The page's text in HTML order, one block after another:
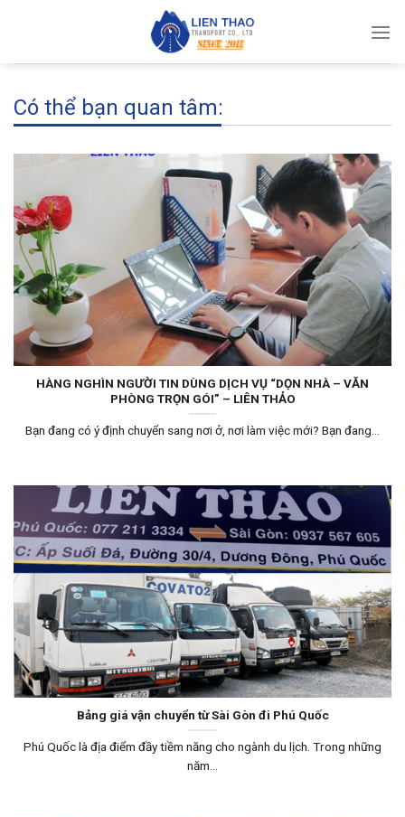
Có thể bạn quan tâm:
HÀNG NGHÌN NGƯỜI TIN DÙNG DỊCH VỤ “DỌN NHÀ – VĂN
PHÒNG TRỌN GÓI” – LIÊN THẢO
Bạn đang có ý định chuyển sang nơi ở, nơi làm việc mới? Bạn đang...
Bảng giá vận chuyển từ Sài Gòn đi Phú Quốc
Phú Quốc là địa điểm đầy tiềm năng cho ngành du lịch. Trong những
năm...